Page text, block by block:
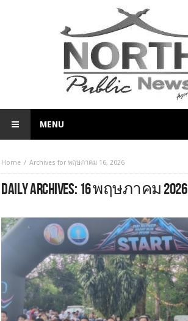
MENU
Home Archives for พฤษภาคม 16, 2026
DAILY ARCHIVES:16 พฤษภาคม 2026